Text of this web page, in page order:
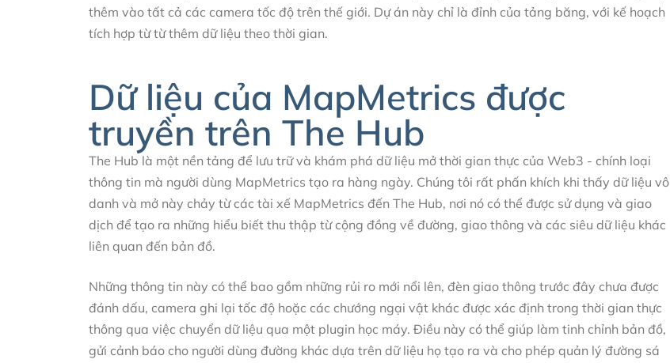
thêm vào tất cả các camera tốc độ trên thế giới. Dự án này chỉ là đỉnh của tảng băng, với kế hoạch
tích hợp từ từ thêm dữ liệu theo thời gian.
Dữ liệu của MapMetrics được
truyền trên The Hub
The Hub là một nền tảng để lưu trữ và khám phá dữ liệu mở thời gian thực của Web3 - chính loại
thông tin mà người dùng MapMetrics tạo ra hàng ngày. Chúng tôi rất phấn khích khi thấy dữ liệu vô
danh và mở này chảy từ các tài xế MapMetrics đến The Hub, nơi nó có thể được sử dụng và giao
dịch để tạo ra những hiểu biết thu thập từ cộng đồng về đường, giao thông và các siêu dữ liệu khác
liên quan đến bản đồ.
Những thông tin này có thể bao gồm những rủi ro mới nổi lên, đèn giao thông trước đây chưa được
đánh dấu, camera ghi lại tốc độ hoặc các chướng ngại vật khác được xác định trong thời gian thực
thông qua việc chuyển dữ liệu qua một plugin học máy. Điều này có thể giúp làm tinh chỉnh bản đồ,
gửi cảnh báo cho người dùng đường khác dựa trên dữ liệu họ tạo ra và cho phép quản lý đường sá